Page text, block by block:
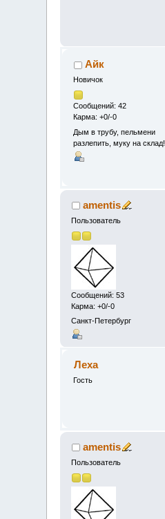
Айк
Новичок
Сообщений: 42
Карма: +0/-0
Дым в трубу, пельмени
разлепить, муку на склад!
amentis
Пользователь
Сообщений: 53
Карма: +0/-0
Санкт-Петербург
Леха
Гость
amentis
Пользователь